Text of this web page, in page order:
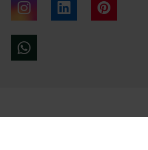
Instagram LinkedIn
Giphy